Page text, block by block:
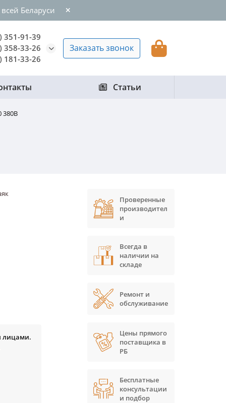
Беларуси
351-91-39
358-33-26
181-33-26
Заказать звонок
Статьи
380В
лицами.
Проверенные
производител
и
Всегда в
наличии на
складе
Ремонт и
обслуживание
Цены прямого
поставщика в
РБ
Бесплатные
консультации
и подбор